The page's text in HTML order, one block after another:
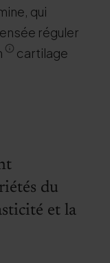
qui
réguler
cartilage
du
et la